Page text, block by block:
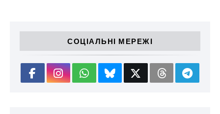
СОЦІАЛЬНІ МЕРЕЖІ